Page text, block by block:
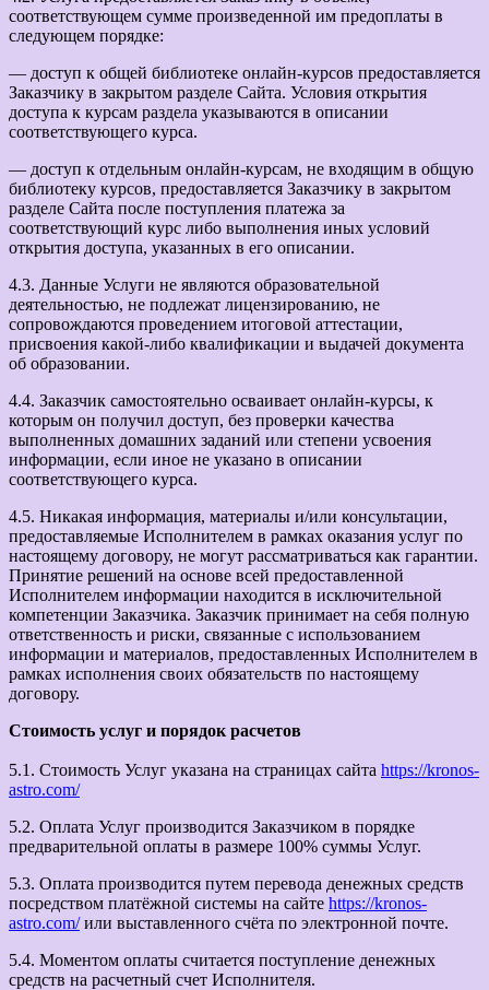
соответствующем сумме произведенной им предоплаты в
следующем порядке:
— доступ к общей библиотеке онлайн-курсов предоставляется
Заказчику в закрытом разделе Сайта. Условия открытия
доступа к курсам раздела указываются в описании
соответствующего курса.
— доступ к отдельным онлайн-курсам, не входящим в общую
библиотеку курсов, предоставляется Заказчику в закрытом
разделе Сайта после поступления платежа за
соответствующий курс либо выполнения иных условий
открытия доступа, указанных в его описании.
4.3. Данные Услуги не являются образовательной
деятельностью, не подлежат лицензированию, не
сопровождаются проведением итоговой аттестации,
присвоения какой-либо квалификации и выдачей документа
об образовании.
4.4. Заказчик самостоятельно осваивает онлайн-курсы, к
которым он получил доступ, без проверки качества
выполненных домашних заданий или степени усвоения
информации, если иное не указано в описании
соответствующего курса.
4.5. Никакая информация, материалы и/или консультации,
предоставляемые Исполнителем в рамках оказания услуг по
настоящему договору, не могут рассматриваться как гарантии.
Принятие решений на основе всей предоставленной
Исполнителем информации находится в исключительной
компетенции Заказчика. Заказчик принимает на себя полную
ответственность и риски, связанные с использованием
информации и материалов, предоставленных Исполнителем в
рамках исполнения своих обязательств по настоящему
договору.
Стоимость услуг и порядок расчетов
5.1. Стоимость Услуг указана на страницах сайта https://kronos-
astro.com/
5.2. Оплата Услуг производится Заказчиком в порядке
предварительной оплаты в размере 100% суммы Услуг.
5.3. Оплата производится путем перевода денежных средств
посредством платёжной системы на сайте https://kronos-
astro.com/или выставленного счёта по электронной почте.
5.4. Моментом оплаты считается поступление денежных
средств на расчетный счет Исполнителя.